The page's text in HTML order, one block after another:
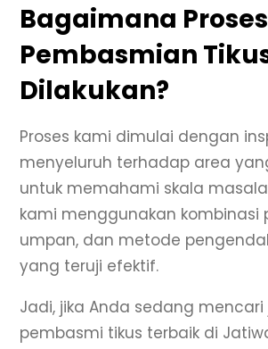
Bagaimana Proses
Pembasmian
Dilakukan?
Proses kami dimulai dengan
menyeluruh terhadap area
untuk memahami skala
kami menggunakan kombinasi
umpan, dan metode
yang teruji efektif.
Jadi, jika Anda sedang mencari
pembasmi tikus terbaik di